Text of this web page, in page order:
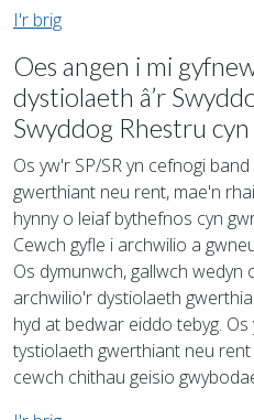
I'r brig
Oes angen i mi
dystiolaeth â’r
Swyddog Rhestru
Os yw'r SP/SR yn cefnogi
gwerthiant neu rent, mae'n
hynny o leiaf bythefnos cyn
Cewch gyfle i archwilio a
Os dymunwch, gallwch wedyn
archwilio'r dystiolaeth
hyd at bedwar eiddo tebyg.
tystiolaeth gwerthiant neu
cewch chithau geisio